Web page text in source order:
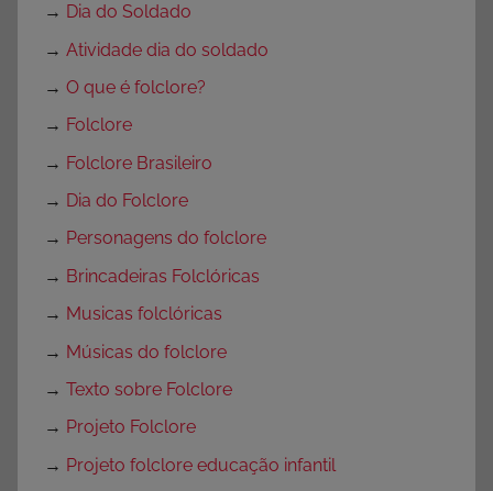
→ Dia do Soldado
→ Atividade dia do soldado
→ O que é folclore?
→ Folclore
→ Folclore Brasileiro
→ Dia do Folclore
→ Personagens do folclore
→ Brincadeiras Folclóricas
→ Musicas folclóricas
→ Músicas do folclore
→ Texto sobre Folclore
→ Projeto Folclore
→ Projeto folclore educação infantil